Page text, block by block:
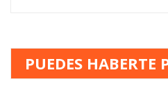
PUEDES HABERTE